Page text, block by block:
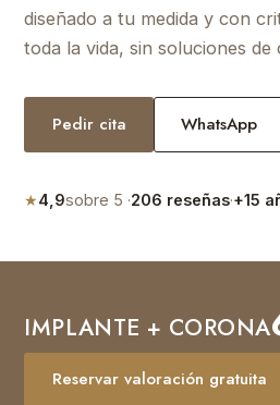
diseñado a tu medida y con
toda la vida, sin soluciones de
Pedir cita WhatsApp
★4,9sobre 5 ·206 reseñas·+15
IMPLANTE + CORONA
Reservar valoración gratuita